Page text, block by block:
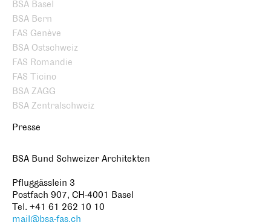
BSA Basel
BSA Bern
FAS Genève
BSA Ostschweiz
FAS Romandie
FAS Ticino
BSA ZAGG
BSA Zentralschweiz
Presse
BSA Bund Schweizer Architekten
Pfluggässlein 3
Postfach 907, CH-4001 Basel
Tel. +41 61 262 10 10
mail@bsa-fas.ch